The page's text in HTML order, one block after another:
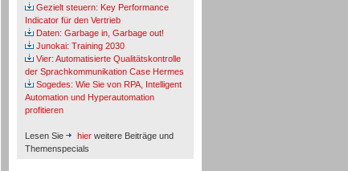
Gezielt steuern: Key Performance
Indicator für den Vertrieb
Daten: Garbage in, Garbage out!
Junokai: Training 2030
Vier: Automatisierte Qualitätskontrolle
der Sprachkommunikation Case Hermes
Sogedes: Wie Sie von RPA, Intelligent
Automation und Hyperautomation
profitieren
Lesen Sie hier weitere Beiträge und
Themenspecials